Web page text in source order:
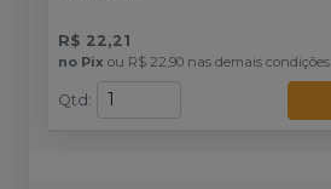
R$ 22,21
no Pix ou R$ 22,90 nas demais condições
Qtd :